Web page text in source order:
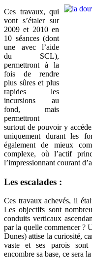
Ces travaux, qui
vont s’étaler sur
2009 et 2010 en
10 séances (dont
une avec l’aide
du SCL),
permettront à la
fois de rendre
plus sûres et plus
rapides les
incursions au
fond, mais
permettront
surtout de pouvoir y
uniquement durant les
également de mieux
complexe, où l’actif
l’impressionnant courant
Les escalades :
Ces travaux achevés, il
Les objectifs sont
conduits verticaux
par la quelle commencer ?
Dunes) attise la curiosité,
vaste et ses parois
encombre sa base, ce sera